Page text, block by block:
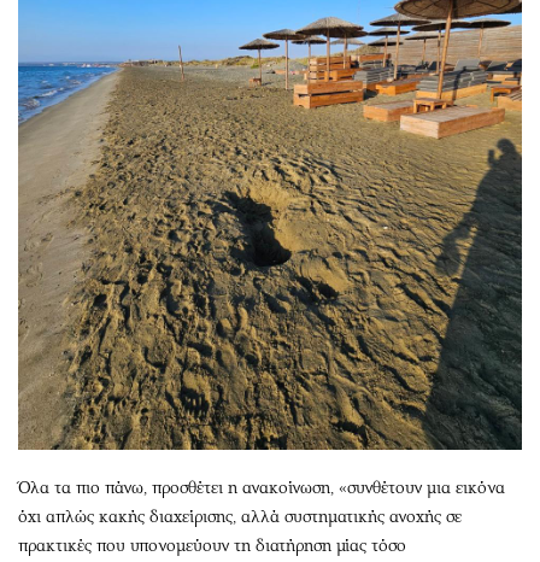
Όλα τα πιο πάνω, προσθέτει η ανακοίνωση, «συνθέτουν μια εικόνα
όχι απλώς κακής διαχείρισης, αλλά συστηματικής ανοχής σε
πρακτικές που υπονομεύουν τη διατήρηση μίας τόσο